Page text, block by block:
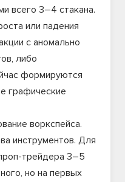
всего 3–4 стакана.
или падения
с аномально
либо
формируются
графические
воркспейса.
инструментов. Для
трейдера 3–5
но на первых